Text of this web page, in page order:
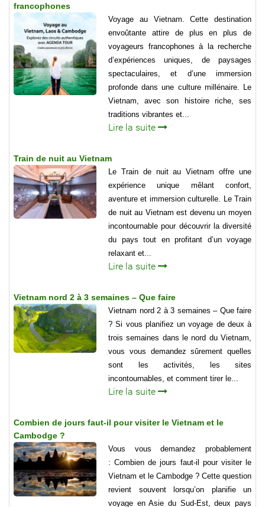
francophones
Voyage au Vietnam. Cette destination
envoûtante attire de plus en plus de
voyageurs francophones à la recherche
d’expériences uniques, de paysages
spectaculaires, et d’une immersion
profonde dans une culture millénaire. Le
Vietnam, avec son histoire riche, ses
traditions vibrantes et...
Lire la suite
Train de nuit au Vietnam
Le Train de nuit au Vietnam offre une
expérience unique mêlant confort,
aventure et immersion culturelle. Le Train
de nuit au Vietnam est devenu un moyen
incontournable pour découvrir la diversité
du pays tout en profitant d’un voyage
relaxant et...
Lire la suite
Vietnam nord 2 à 3 semaines – Que faire
Vietnam nord 2 à 3 semaines – Que faire
? Si vous planifiez un voyage de deux à
trois semaines dans le nord du Vietnam,
vous vous demandez sûrement quelles
sont les activités, les sites
incontournables, et comment tirer le...
Lire la suite
Combien de jours faut-il pour visiter le Vietnam et le
Cambodge ?
Vous vous demandez probablement
: Combien de jours faut-il pour visiter le
Vietnam et le Cambodge ? Cette question
revient souvent lorsqu’on planifie un
voyage en Asie du Sud-Est, deux pays